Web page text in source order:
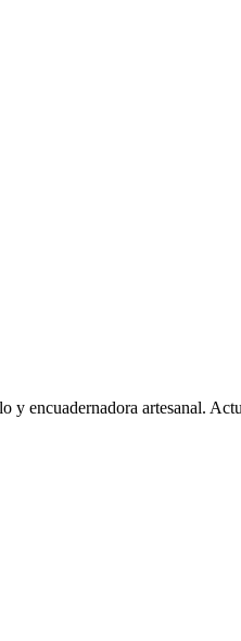
encuadernadora artesanal.